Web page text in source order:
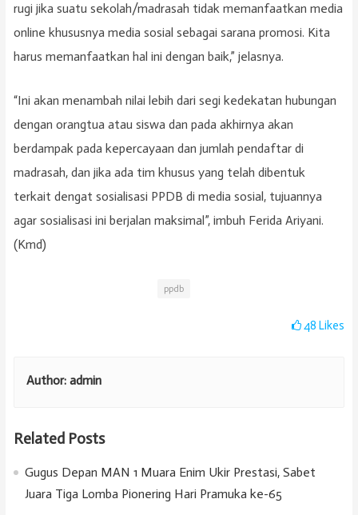
rugi jika suatu sekolah/madrasah tidak memanfaatkan media
online khususnya media sosial sebagai sarana promosi. Kita
harus memanfaatkan hal ini dengan baik,” jelasnya.
“Ini akan menambah nilai lebih dari segi kedekatan hubungan
dengan orangtua atau siswa dan pada akhirnya akan
berdampak pada kepercayaan dan jumlah pendaftar di
madrasah, dan jika ada tim khusus yang telah dibentuk
terkait dengat sosialisasi PPDB di media sosial, tujuannya
agar sosialisasi ini berjalan maksimal”, imbuh Ferida Ariyani.
(Kmd)
ppdb
48Likes
Author: admin
Related Posts
Gugus Depan MAN 1 Muara Enim Ukir Prestasi, Sabet
Juara Tiga Lomba Pionering Hari Pramuka ke-65